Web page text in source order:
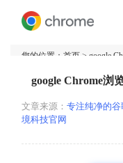
您的位置： 首页 > google
google Chrome浏
文章来源： 专注纯净的
境科技官网